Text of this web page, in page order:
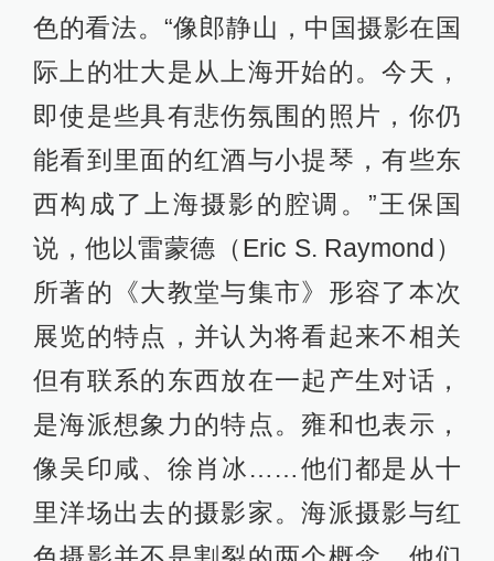
色的看法。“像郎静山，中国摄影在国
际上的壮大是从上海开始的。今天，
即使是些具有悲伤氛围的照片，你仍
能看到里面的红酒与小提琴，有些东
西构成了上海摄影的腔调。”王保国
说，他以雷蒙德（Eric S. Raymond）
所著的《大教堂与集市》形容了本次
展览的特点，并认为将看起来不相关
但有联系的东西放在一起产生对话，
是海派想象力的特点。雍和也表示，
像吴印咸、徐肖冰……他们都是从十
里洋场出去的摄影家。海派摄影与红